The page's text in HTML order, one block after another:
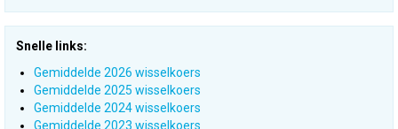
Snelle links:
Gemiddelde 2026 wisselkoers
Gemiddelde 2025 wisselkoers
Gemiddelde 2024 wisselkoers
Gemiddelde 2023 wisselkoers